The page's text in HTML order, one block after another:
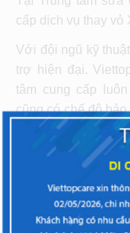
cấp dịch vụ thay vỏ
Với đội ngũ kỹ
trợ hiện đại.
tâm cung cấp
cũng có chế độ
tâm hơn khi đến
Các bạn hãy gọi